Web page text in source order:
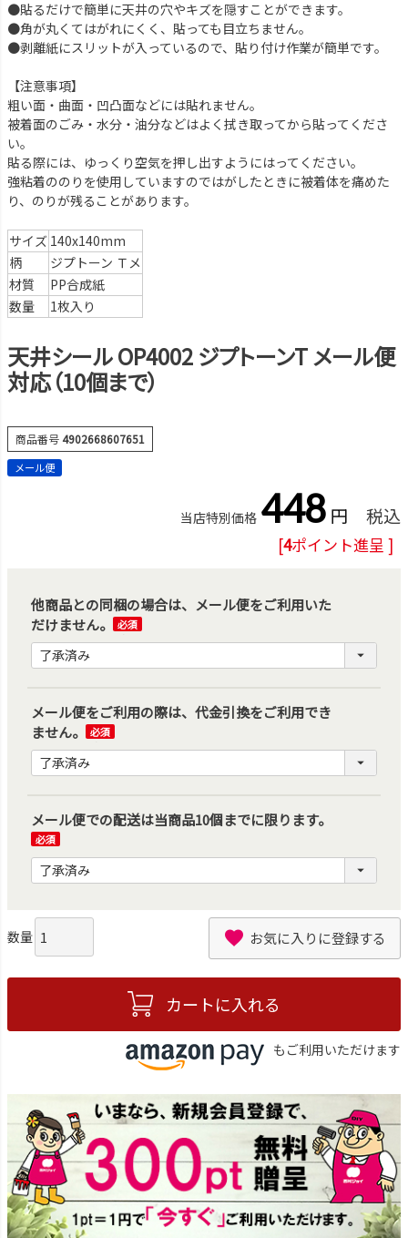
●貼るだけで簡単に天井の穴やキズを隠すことができます。
●角が丸くてはがれにくく、貼っても目立ちません。
●剥離紙にスリットが入っているので、貼り付け作業が簡単です。
【注意事項】
粗い面・曲面・凹凸面などには貼れません。
被着面のごみ・水分・油分などはよく拭き取ってから貼ってくださ
い。
貼る際には、ゆっくり空気を押し出すようにはってください。
強粘着ののりを使用していますのではがしたときに被着体を痛めた
り、のりが残ることがあります。
サイズ 140x140mm
柄
ジプトーン Ｔメ
材質
PP合成紙
数量
1枚入り
天井シール OP4002 ジプトーンT メール便
対応（10個まで）
商品番号4902668607651
メール便
当店特別価格 448 税込
[4ポイント進呈 ]
他商品との同梱の場合は、メール便をご利用いた
だけません。
(必
メール便をご利用の際は、代金引換をご利用でき
ません。
(必
須)
メール便での配送は当商品10個までに限ります。
(必
須)
お気に入りに登録する
カートに入れる
もご利用いただけます